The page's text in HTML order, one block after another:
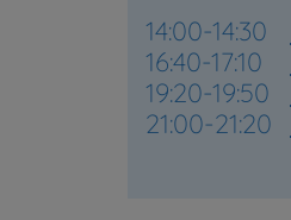
14:00-14:30
16:40-17:10
19:20-19:50
21:00-21:20